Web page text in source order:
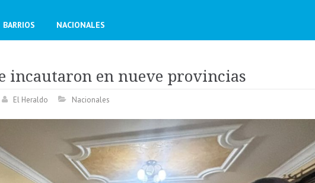
BARRIOS NACIONALES
incautaron en nueve provincias
El Heraldo Nacionales